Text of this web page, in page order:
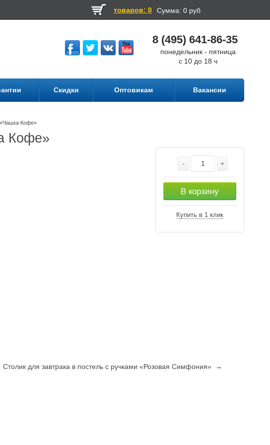
товаров: 0 Сумма: 0 руб
8 (495) 641-86-35
понедельник - пятница
с 10 до 18 ч
Скидки Оптовикам Вакансии
«Чашка Кофе»
Кофе»
- +
В корзину
Купить в 1 клик
Столик для завтрака в постель с ручками «Розовая Симфония» →